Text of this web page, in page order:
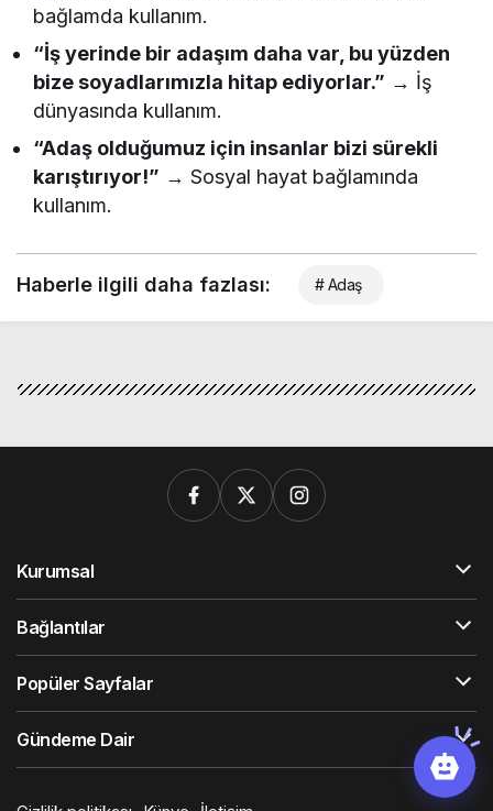
bağlamda kullanım.
“İş yerinde bir adaşım daha var, bu yüzden
bize soyadlarımızla hitap ediyorlar.” → İş
dünyasında kullanım.
“Adaş olduğumuz için insanlar bizi sürekli
karıştırıyor!” → Sosyal hayat bağlamında
kullanım.
Haberle ilgili daha fazlası: # Adaş
Kurumsal
Bağlantılar
Popüler Sayfalar
Gündeme Dair